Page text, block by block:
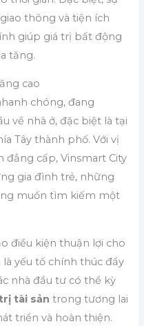
thông và tiện ích
giúp giá trị bất động
tăng.
cao
chóng, đang
về nhà ở, đặc biệt là tại
Tây thành phố. Với vị
đẳng cấp, Vinsmart City
gia đình trẻ, những
muốn tìm kiếm một
điều kiện thuận lợi cho
là yếu tố chính thúc đẩy
nhà đầu tư có thể kỳ
tài sản trong tương lai
triển và hoàn thiện.